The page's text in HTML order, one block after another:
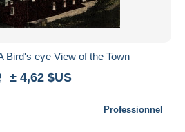
Bird's eye View of the Town
± 4,62 $US
Professionnel